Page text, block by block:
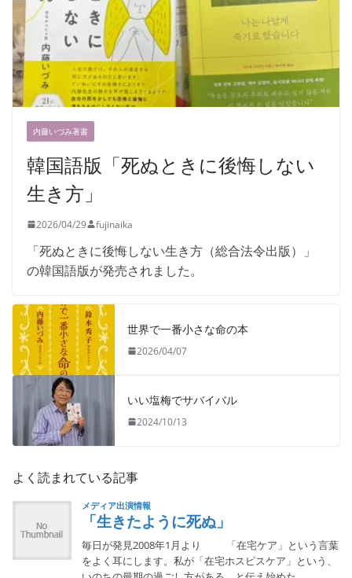
内藤いづみ著書
韓国語版「死ぬときに後悔しない
生き方」
2026/04/29 fujinaika
「死ぬときに後悔しない生き方（総合法令出版）」
の韓国語版が発売されました。
世界で一番小さな命の本
2026/04/07
いい塩梅でサバイバル
2024/10/13
よく読まれている記事